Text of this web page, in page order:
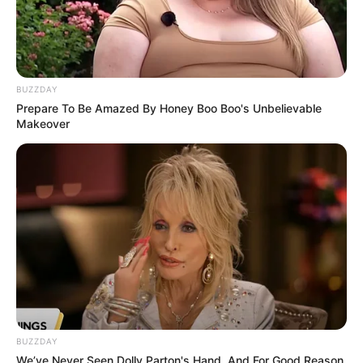
Tampil Lebih Modern, 7 Potret
Hasil Renovasi Rumah Berusia
90 Tahun
BUZZDAY
Prepare To Be Amazed By Honey Boo Boo's Unbelievable
Makeover
BUZZDAY
We’ve Never Seen Dolly Parton's Hand, And For Good Reason